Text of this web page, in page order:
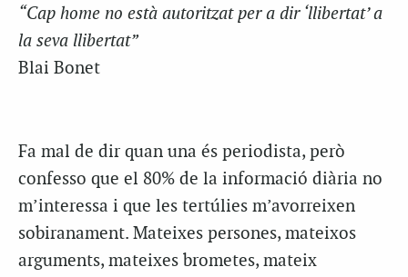
“Cap home no està autoritzat per a dir ‘llibertat’ a
la seva llibertat”
Blai Bonet
Fa mal de dir quan una és periodista, però
confesso que el 80% de la informació diària no
m’interessa i que les tertúlies m’avorreixen
sobiranament. Mateixes persones, mateixos
arguments, mateixes brometes, mateix